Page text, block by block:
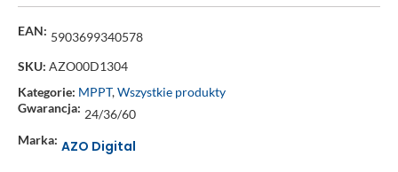
EAN: 5903699340578
SKU: AZO00D1304
Kategorie: MPPT,Wszystkie produkty
Gwarancja: 24/36/60
Marka: AZO Digital